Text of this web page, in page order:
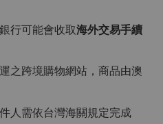
行可能會收取海外交易手續
之跨境購物網站，商品由澳
人需依台灣海關規定完成